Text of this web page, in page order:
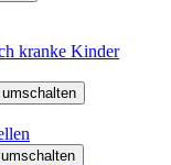
kranke Kinder
umschalten